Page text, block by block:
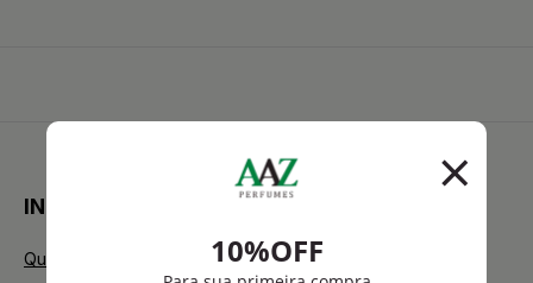
INSTITUCIONAL
Quem Somos